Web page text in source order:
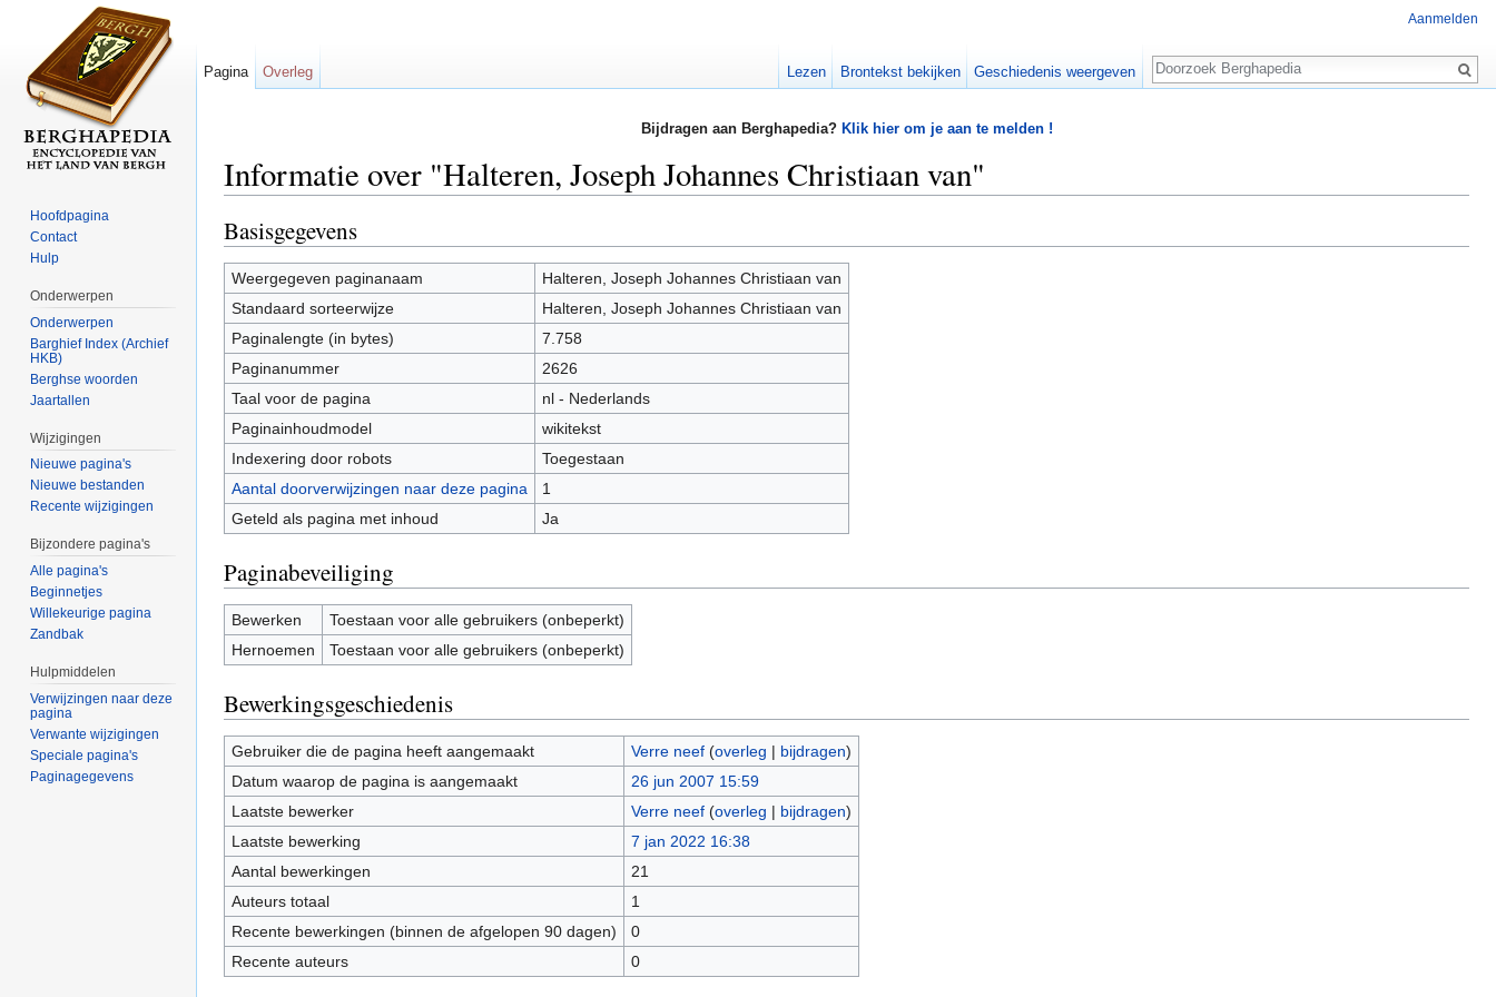
Bijdragen aan Berghapedia? Klik hier om je aan te melden !
Informatie over "Halteren, Joseph Johannes Christiaan van"
Basisgegevens
Weergegeven paginanaam
Halteren, Joseph Johannes Christiaan van
Standaard sorteerwijze
Halteren, Joseph Johannes Christiaan van
Paginalengte (in bytes)
7.758
Paginanummer
2626
Taal voor de pagina
nl - Nederlands
Paginainhoudmodel
wikitekst
Indexering door robots
Toegestaan
Aantal doorverwijzingen naar deze pagina
1
Geteld als pagina met inhoud
Ja
Paginabeveiliging
Bewerken
Toestaan voor alle gebruikers (onbeperkt)
Hernoemen
Toestaan voor alle gebruikers (onbeperkt)
Bewerkingsgeschiedenis
Gebruiker die de pagina heeft aangemaakt Verre neef (overleg | bijdragen)
Datum waarop de pagina is aangemaakt
26 jun 2007 15:59
Laatste bewerker
Verre neef (overleg | bijdragen)
Laatste bewerking
7 jan 2022 16:38
Aantal bewerkingen
21
Auteurs totaal
1
Recente bewerkingen (binnen de afgelopen 90 dagen)
0
Recente auteurs
0
Aanmelden
Pagina Overleg Lezen Brontekst bekijken Geschiedenis weergeven
Zoeken
Hoofdpagina
Contact
Hulp
Onderwerpen
Onderwerpen
Barghief Index (Archief
HKB)
Berghse woorden
Jaartallen
Wijzigingen
Nieuwe pagina's
Nieuwe bestanden
Recente wijzigingen
Bijzondere pagina's
Alle pagina's
Beginnetjes
Willekeurige pagina
Zandbak
Hulpmiddelen
Verwijzingen naar deze
pagina
Verwante wijzigingen
Speciale pagina's
Paginagegevens